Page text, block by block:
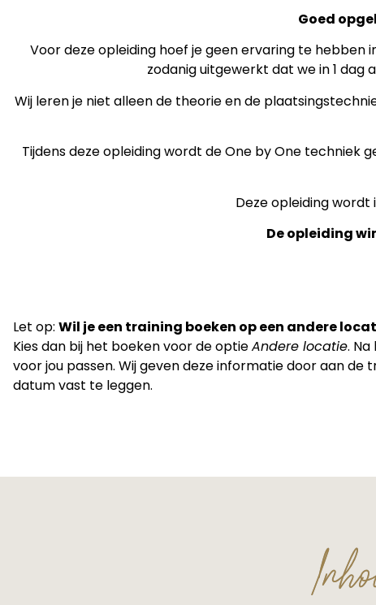
Goed
Voor deze opleiding hoef je geen ervaring te hebben
zodanig uitgewerkt dat we in 1 dag
Wij leren je niet alleen de theorie en de
Tijdens deze opleiding wordt de One by One techniek
Deze opleiding wordt
De opleiding
Let op: Wil je een training boeken op een andere
Kies dan bij het boeken voor de optieAndere locatie.
voor jou passen. Wij geven deze informatie door aan
datum vast te leggen.